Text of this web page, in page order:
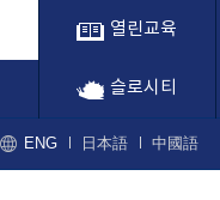
열린교육
슬로시티
ENG 日本語 中國語